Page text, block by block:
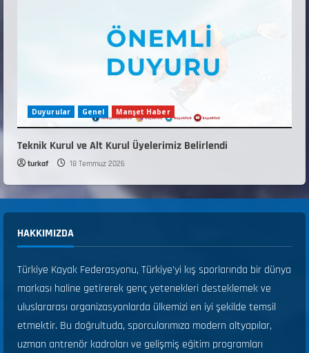
Duyurular Genel Manşet Haber
Teknik Kurul ve Alt Kurul Üyelerimiz Belirlendi
turkaf 18 Temmuz 2026
HAKKIMIZDA
Türkiye Kayak Federasyonu, Türkiye’yi kış sporlarında bir dünya
markası haline getirerek genç yetenekleri desteklemek ve
uluslararası organizasyonlarda ülkemizi en iyi şekilde temsil
etmektir. Bu doğrultuda, sporcularımıza modern altyapılar,
uzman antrenör kadroları ve gelişmiş eğitim programları